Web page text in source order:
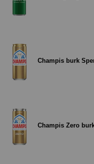
Champis burk
Champis Zero